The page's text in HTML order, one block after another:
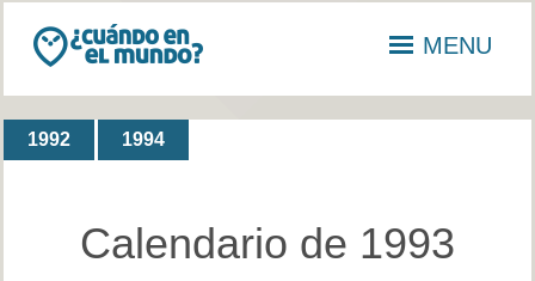
MENU
1992 1994
Calendario de 1993